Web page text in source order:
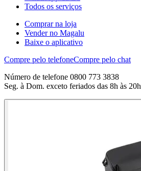
Todos os serviços
Comprar na loja
Vender no Magalu
Baixe o aplicativo
Compre pelo telefoneCompre pelo chat
Número de telefone 0800 773 3838
Seg. à Dom. exceto feriados das 8h às 20h